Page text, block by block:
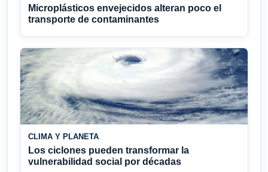
Microplásticos envejecidos alteran poco el
transporte de contaminantes
CLIMA Y PLANETA
Los ciclones pueden transformar la
vulnerabilidad social por décadas